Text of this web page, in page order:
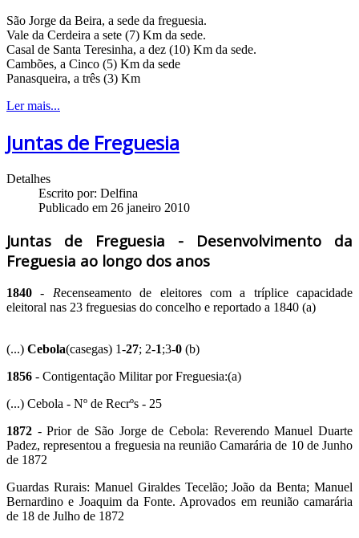
São Jorge da Beira, a sede da freguesia.
Vale da Cerdeira a sete (7) Km da sede.
Casal de Santa Teresinha, a dez (10) Km da sede.
Cambões, a Cinco (5) Km da sede
Panasqueira, a três (3) Km
Ler mais...
Juntas de Freguesia
Detalhes
Escrito por: Delfina
Publicado em 26 janeiro 2010
Juntas de Freguesia - Desenvolvimento da
Freguesia ao longo dos anos
1840- Recenseamento de eleitores com a tríplice capacidade
eleitoral nas 23 freguesias do concelho e reportado a 1840 (a)
(...) Cebola(casegas) 1-27; 2-1;3-0 (b)
1856 - Contigentação Militar por Freguesia:(a)
(...) Cebola - Nº de Recrºs - 25
1872 - Prior de São Jorge de Cebola: Reverendo Manuel Duarte
Padez, representou a freguesia na reunião Camarária de 10 de Junho
de 1872
Guardas Rurais: Manuel Giraldes Tecelão; João da Benta; Manuel
Bernardino e Joaquim da Fonte. Aprovados em reunião camarária
de 18 de Julho de 1872